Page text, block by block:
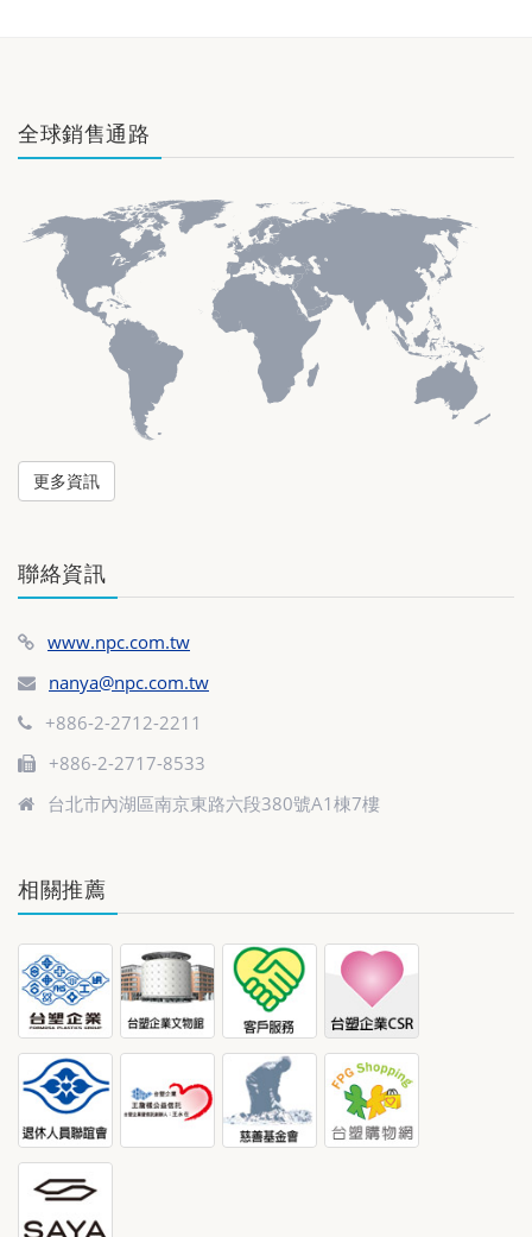
全球銷售通路
更多資訊
聯絡資訊
www.npc.com.tw
nanya@npc.com.tw
+886-2-2712-2211
+886-2-2717-8533
台北市內湖區南京東路六段380號A1棟7樓
相關推薦